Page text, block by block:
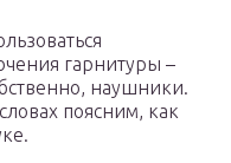
гарнитуры –
наушники.
поясним, как